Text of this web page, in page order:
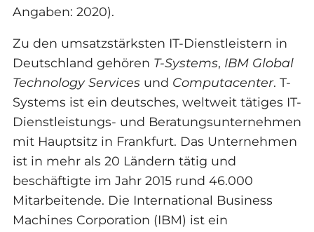
Angaben: 2020).
Zu den umsatzstärksten IT-Dienstleistern in
Deutschland gehören T-Systems, IBM Global
Technology Servicesund Computacenter. T-
Systems ist ein deutsches, weltweit tätiges IT-
Dienstleistungs- und Beratungsunternehmen
mit Hauptsitz in Frankfurt. Das Unternehmen
ist in mehr als 20 Ländern tätig und
beschäftigte im Jahr 2015 rund 46.000
Mitarbeitende. Die International Business
Machines Corporation (IBM) ist ein